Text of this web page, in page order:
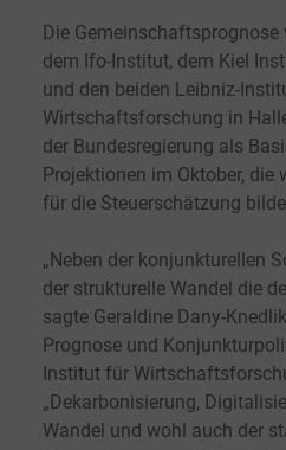
Die Gemeinschaftsprognose
dem Ifo-Institut, dem Kiel
und den beiden Leibniz-
Wirtschaftsforschung in
der Bundesregierung als
Projektionen im Oktober, die
für die Steuerschätzung
„Neben der konjunkturellen
der strukturelle Wandel die
sagte Geraldine Dany-
Prognose und
Institut für
„Dekarbonisierung,
Wandel und wohl auch der